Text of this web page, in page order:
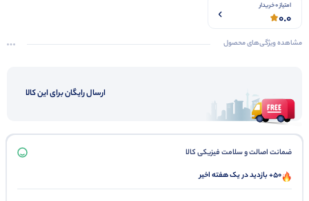
امتیاز 0 خریدار
0.0
مشاهده ویژگی‌های محصول
ارسال رایگان برای این کالا
ضمانت اصالت و سلامت فیزیکی کالا
50+ بازدید در یک هفته اخیر